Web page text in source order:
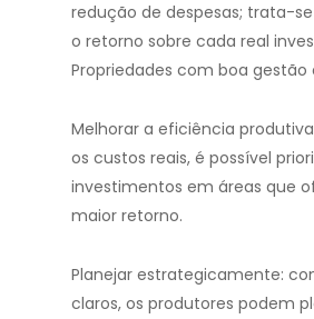
redução de despesas; trata-
o retorno sobre cada real
Propriedades com boa gestão
Melhorar a eficiência
os custos reais, é possível
investimentos em áreas que
maior retorno.
Planejar estrategicamente:
claros, os produtores podem